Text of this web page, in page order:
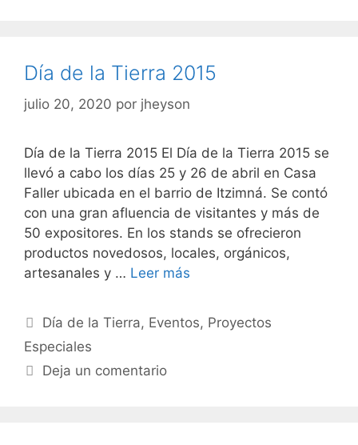
Día de la Tierra 2015
julio 20, 2020 por jheyson
Día de la Tierra 2015 El Día de la Tierra 2015 se
llevó a cabo los días 25 y 26 de abril en Casa
Faller ubicada en el barrio de Itzimná. Se contó
con una gran afluencia de visitantes y más de
50 expositores. En los stands se ofrecieron
productos novedosos, locales, orgánicos,
artesanales y … Leer más
Día de la Tierra, Eventos, Proyectos
Especiales
Deja un comentario